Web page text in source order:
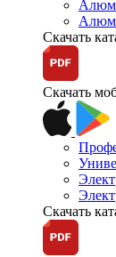
Скачать
Скачать
Скачать